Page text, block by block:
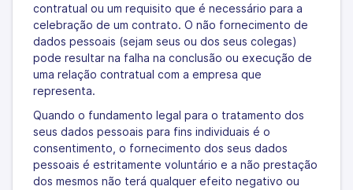
contratual ou um requisito que é necessário para a
celebração de um contrato. O não fornecimento de
dados pessoais (sejam seus ou dos seus colegas)
pode resultar na falha na conclusão ou execução de
uma relação contratual com a empresa que
representa.
Quando o fundamento legal para o tratamento dos
seus dados pessoais para fins individuais é o
consentimento, o fornecimento dos seus dados
pessoais é estritamente voluntário e a não prestação
dos mesmos não terá qualquer efeito negativo ou